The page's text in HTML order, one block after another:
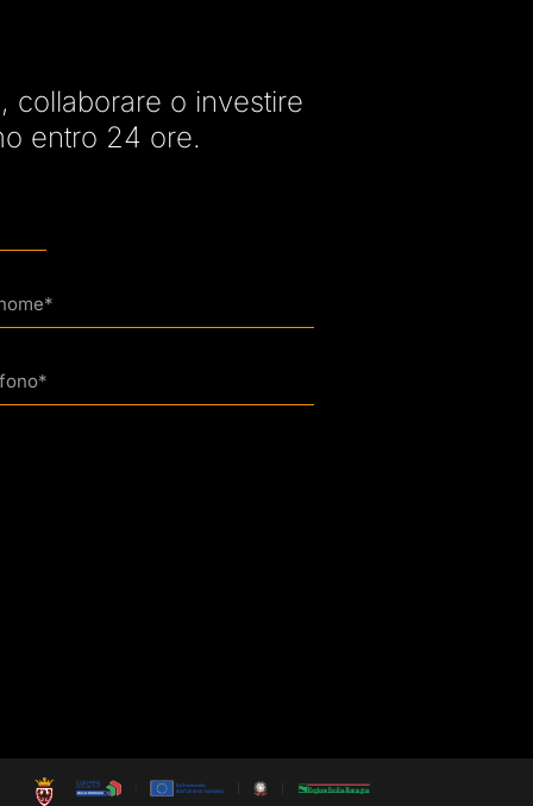
collaborare o investire
entro 24 ore.